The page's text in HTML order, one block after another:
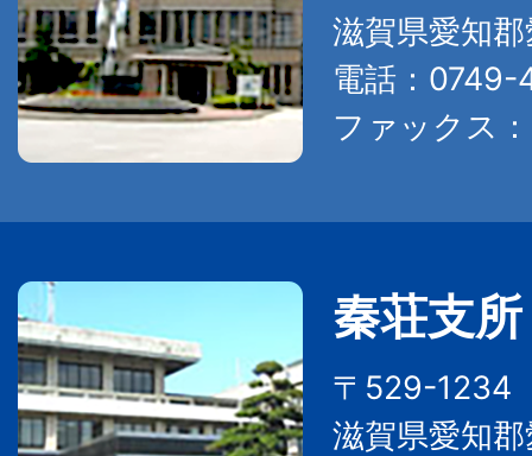
滋賀県愛知
電話：0749-
ファックス
秦荘支所
〒529-
滋賀県愛知